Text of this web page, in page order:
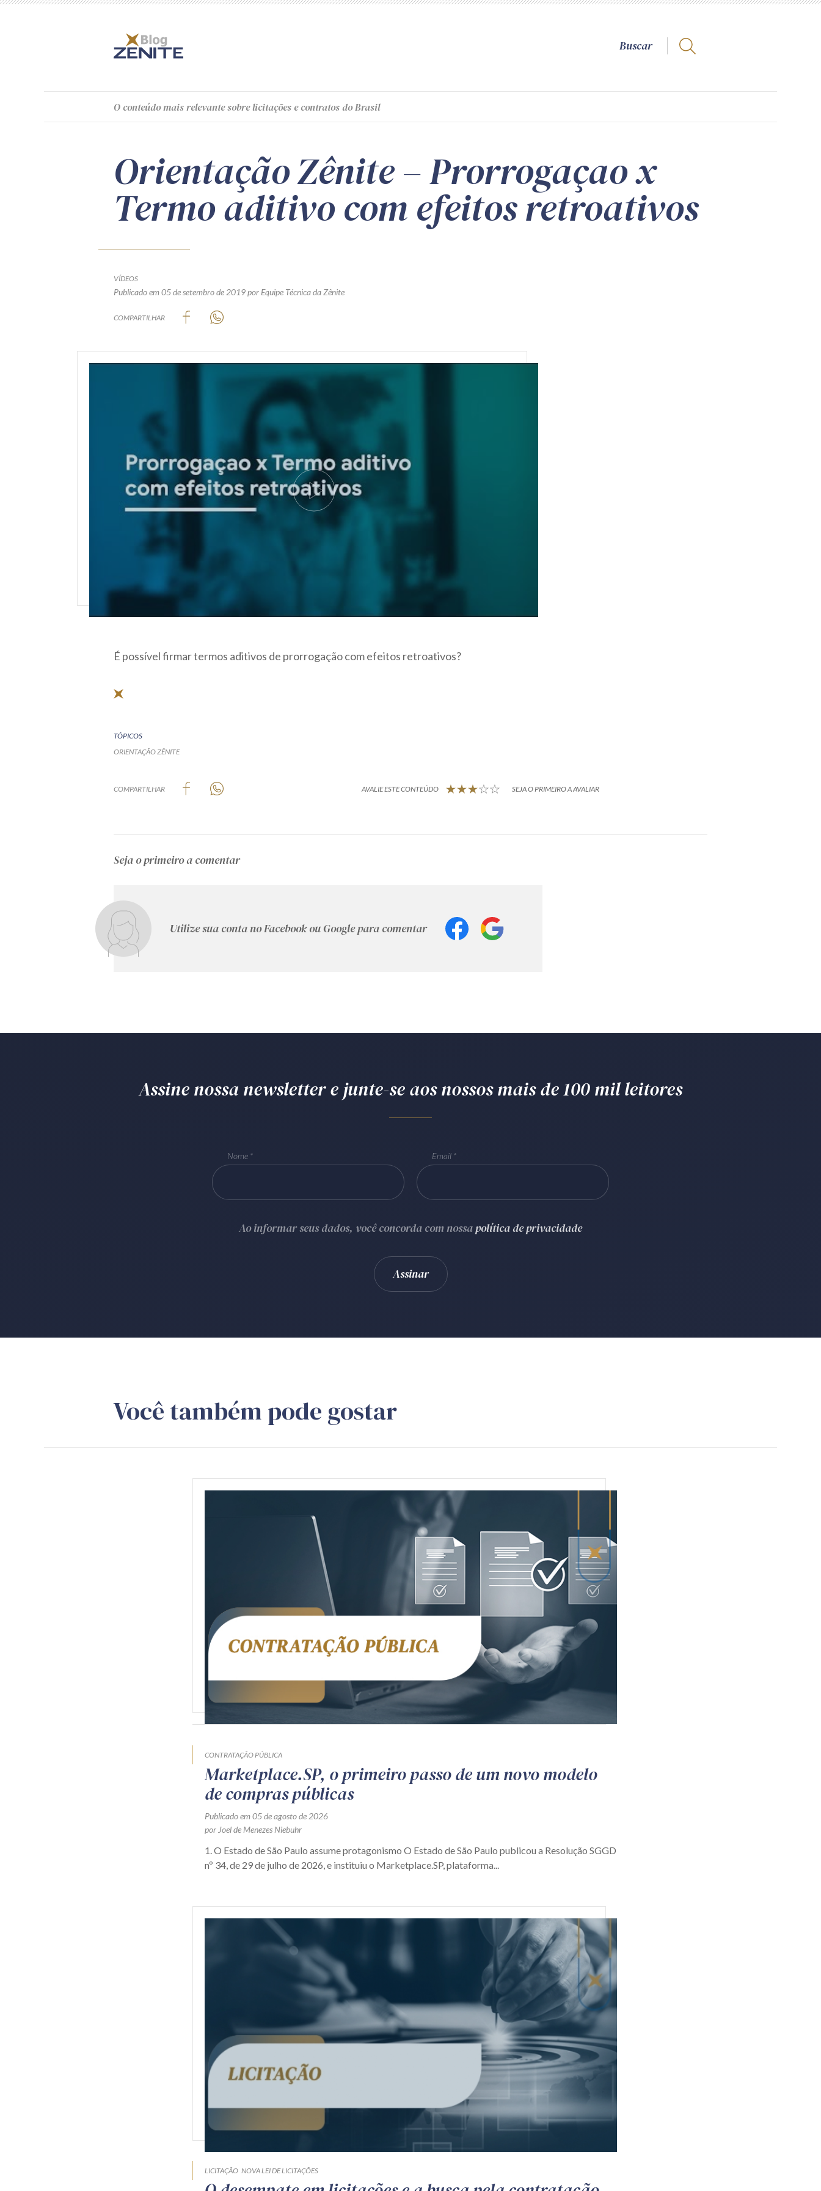
O conteúdomais relevante sobre licitações e contratos do Brasil
Orientação Zênite – Prorrogaçao x
Termo aditivo com efeitos retroativos
VÍDEOS
Publicado em 05 de setembro de 2019por Equipe Técnica da Zênite
COMPARTILHAR
É possível firmar termos aditivos de prorrogação com efeitos retroativos?
TÓPICOS
ORIENTAÇÃO ZÊNITE
COMPARTILHAR AVALIE ESTE CONTEÚDO SEJA O PRIMEIRO A AVALIAR
Seja o primeiro a comentar
Utilize sua conta no Facebook ou Google para comentar
Assine nossa newsletter e junte-se aos nossos mais de 100 mil leitores
Nome Email
Ao informar seus dados, você concorda com nossapolítica de privacidade
Você também pode gostar
CONTRATAÇÃO PÚBLICA
Marketplace.SP, o primeiro passo de um novo modelo
de compras públicas
Publicado em 05 de agosto de 2026
por Joel de Menezes Niebuhr
1. O Estado de São Paulo assume protagonismo O Estado de São Paulo publicou a Resolução SGGD
nº 34, de 29 de julho de 2026, e instituiu o Marketplace.SP, plataforma...
LICITAÇÃO NOVA LEI DE LICITAÇÕES